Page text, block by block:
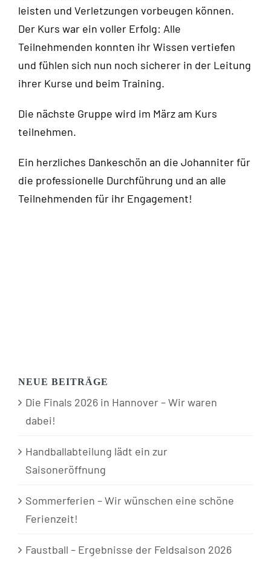
leisten und Verletzungen vorbeugen können.
Der Kurs war ein voller Erfolg: Alle
Teilnehmenden konnten ihr Wissen vertiefen
und fühlen sich nun noch sicherer in der Leitung
ihrer Kurse und beim Training.
Die nächste Gruppe wird im März am Kurs
teilnehmen.
Ein herzliches Dankeschön an die Johanniter für
die professionelle Durchführung und an alle
Teilnehmenden für ihr Engagement!
NEUE BEITRÄGE
Die Finals 2026 in Hannover – Wir waren
dabei!
Handballabteilung lädt ein zur
Saisoneröffnung
Sommerferien – Wir wünschen eine schöne
Ferienzeit!
Faustball – Ergebnisse der Feldsaison 2026